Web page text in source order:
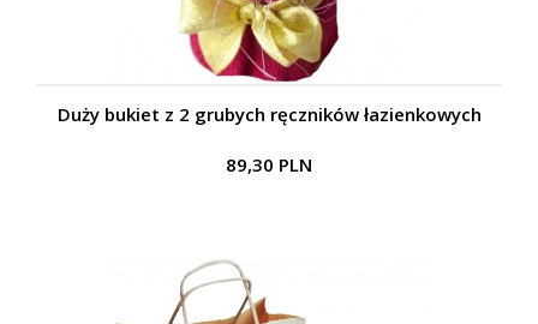
Duży bukiet z 2 grubych ręczników łazienkowych
89,30 PLN